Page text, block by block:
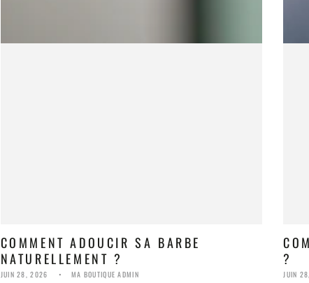
COMMENT ADOUCIR SA BARBE
NATURELLEMENT ?
JUIN 28, 2026 MA BOUTIQUE ADMIN
?
JUIN